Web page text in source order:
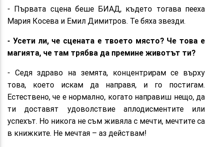
- Първата сцена беше БИАД, където тогава пееха
Мария Косева и Емил Димитров. Те бяха звезди.
- Усети ли, че сцената е твоето място? Че това е
магията, че там трябва да премине животът ти?
- Седя здраво на земята, концентрирам се върху
това, което искам да направя, и го постигам.
Естествено, че е нормално, когато направиш нещо, да
ти доставят удоволствие аплодисментите или
успехът. Но никога не съм живяла с мечти, мечтите са
в книжките. Не мечтая – аз действам!